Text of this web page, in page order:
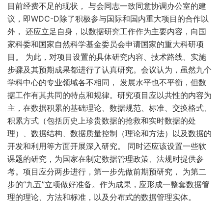
目前经费不足的现状， 与会同志一致同意协调办公室的建
议，即WDC-D除了积极参与国际和国内重大项目的合作以
外， 还应立足自身，以数据研究工作作为主要内容，向国
家科委和国家自然科学基金委员会申请国家的重大科研项
目。 为此，对项目设置的具体研究内容、技术路线、实施
步骤及其预期成果都进行了认真研究。会议认为，虽然九个
学科中心的专业领域各不相同， 发展水平也不平衡，但数
据工作有其共同的特点和规律。研究项目应以共性的内容为
主，在数据积累的基础理论、数据规范、标准、交换格式、
积累方式（包括历史上珍贵数据的抢救和实时数据的处
理）、数据结构、数据质量控制（理论和方法）以及数据的
开发和利用等方面开展深入研究。 同时还应该设置一些软
课题的研究，为国家在制定数据管理政策、法规时提供参
考。项目应分两步进行，第一步先做前期预研究， 为第二
步的“九五”立项做好准备。作为成果，应形成一整套数据管
理的理论、方法和标准，以及分布式的数据管理实体。